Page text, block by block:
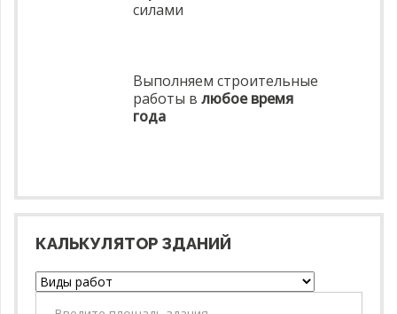
силами
Выполняем строительные
работы в любое время
года
КАЛЬКУЛЯТОР ЗДАНИЙ